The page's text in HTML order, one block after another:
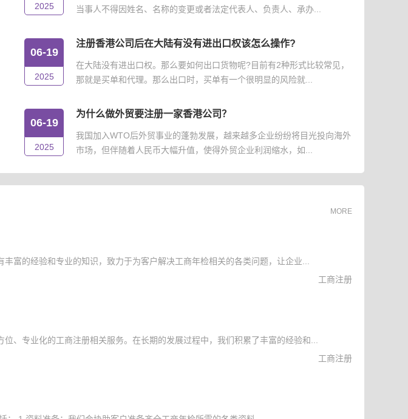
2025
当事人不得因姓名、名称的变更或者法定代表人、负责人、承办...
06-19
2025
注册香港公司后在大陆有没有进出口权该怎么操作?
在大陆没有进出口权。那么要如何出口货物呢?目前有2种形式比较常见，
那就是买单和代理。那么出口时，买单有一个很明显的风险就...
06-19
2025
为什么做外贸要注册一家香港公司？
我国加入WTO后外贸事业的蓬勃发展，越来越多企业纷纷将目光投向海外
市场，但伴随着人民币大幅升值，使得外贸企业利润缩水，如...
MORE
富的经验和专业的知识，致力于为客户解决工商年检相关的各类问题，让企业...
工商注册
、专业化的工商注册相关服务。在长期的发展过程中，我们积累了丰富的经验和...
工商注册